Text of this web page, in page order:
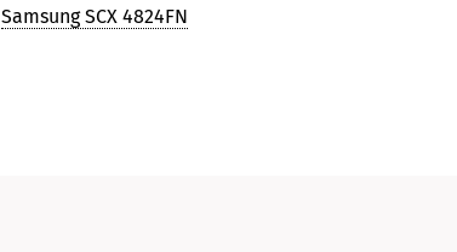
Samsung SCX 4824FN